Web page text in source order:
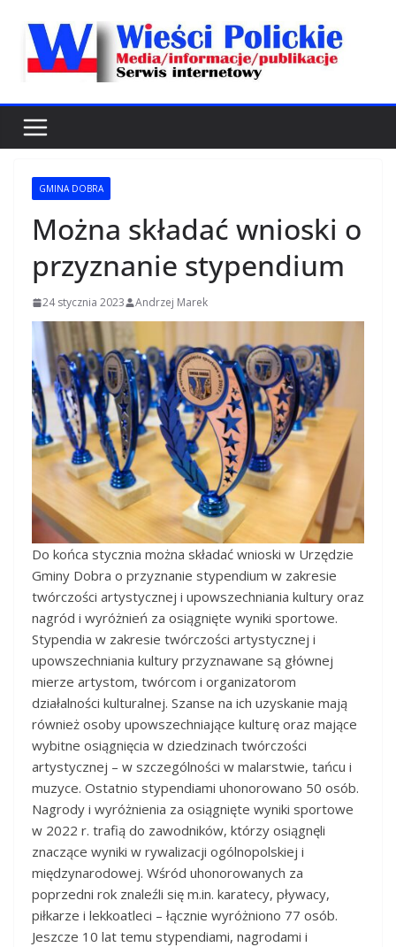
GMINA DOBRA
Można składać wnioski o
przyznanie stypendium
24 stycznia 2023 Andrzej Marek
Do końca stycznia można składać wnioski w Urzędzie
Gminy Dobra o przyznanie stypendium w zakresie
twórczości artystycznej i upowszechniania kultury oraz
nagród i wyróżnień za osiągnięte wyniki sportowe.
Stypendia w zakresie twórczości artystycznej i
upowszechniania kultury przyznawane są głównej
mierze artystom, twórcom i organizatorom
działalności kulturalnej. Szanse na ich uzyskanie mają
również osoby upowszechniające kulturę oraz mające
wybitne osiągnięcia w dziedzinach twórczości
artystycznej – w szczególności w malarstwie, tańcu i
muzyce. Ostatnio stypendiami uhonorowano 50 osób.
Nagrody i wyróżnienia za osiągnięte wyniki sportowe
w 2022 r. trafią do zawodników, którzy osiągnęli
znaczące wyniki w rywalizacji ogólnopolskiej i
międzynarodowej. Wśród uhonorowanych za
poprzedni rok znaleźli się m.in. karatecy, pływacy,
piłkarze i lekkoatleci – łącznie wyróżniono 77 osób.
Jeszcze 10 lat temu stypendiami, nagrodami i